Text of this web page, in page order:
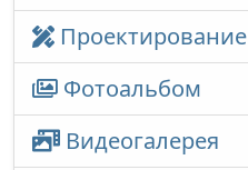
Проектирование
Фотоальбом
Видеогалерея